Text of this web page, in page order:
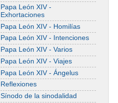
Papa León XIV -
Exhortaciones
Papa León XIV - Homilías
Papa León XIV - Intenciones
Papa León XIV - Varios
Papa León XIV - Viajes
Papa León XIV - Ángelus
Reflexiones
Sínodo de la sinodalidad